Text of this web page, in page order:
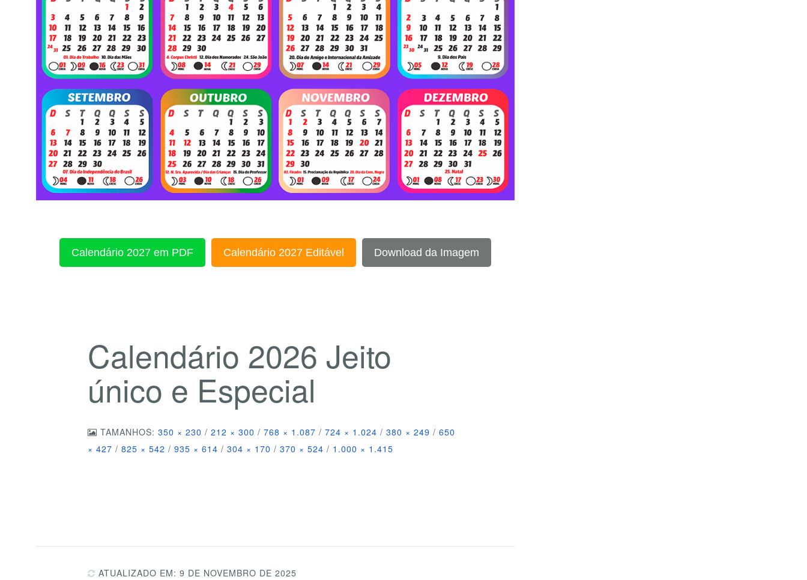
Calendário 2027 em PDF Calendário 2027 Editável Download da Imagem
Calendário 2026 Jeito
único e Especial
TAMANHOS:350 × 230 / 212 × 300 / 768 × 1.087 / 724 × 1.024 / 380 × 249 / 650
× 427 / 825 × 542 / 935 × 614 / 304 × 170 / 370 × 524 / 1.000 × 1.415
ATUALIZADO EM: 9 DE NOVEMBRO DE 2025